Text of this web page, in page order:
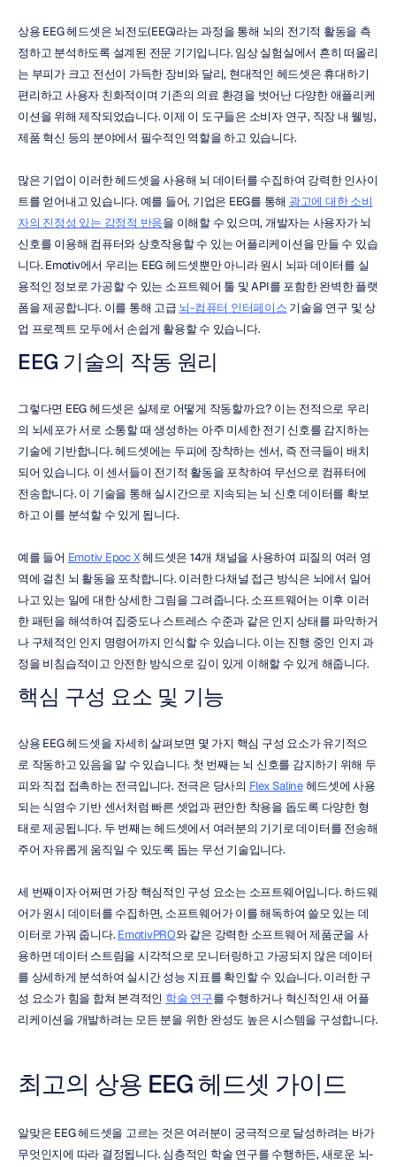
상용 EEG 헤드셋은 뇌전도(EEG)라는 과정을 통해 뇌의 전기적 활동을 측
정하고 분석하도록 설계된 전문 기기입니다. 임상 실험실에서 흔히 떠올리
는 부피가 크고 전선이 가득한 장비와 달리, 현대적인 헤드셋은 휴대하기
편리하고 사용자 친화적이며 기존의 의료 환경을 벗어난 다양한 애플리케
이션을 위해 제작되었습니다. 이제 이 도구들은 소비자 연구, 직장 내 웰빙,
제품 혁신 등의 분야에서 필수적인 역할을 하고 있습니다.
많은 기업이 이러한 헤드셋을 사용해 뇌 데이터를 수집하여 강력한 인사이
트를 얻어내고 있습니다. 예를 들어, 기업은 EEG를 통해 광고에 대한 소비
자의 진정성 있는 감정적 반응을 이해할 수 있으며, 개발자는 사용자가 뇌
신호를 이용해 컴퓨터와 상호작용할 수 있는 어플리케이션을 만들 수 있습
니다. Emotiv에서 우리는 EEG 헤드셋뿐만 아니라 원시 뇌파 데이터를 실
용적인 정보로 가공할 수 있는 소프트웨어 툴 및 API를 포함한 완벽한 플랫
폼을 제공합니다. 이를 통해 고급 뇌-컴퓨터 인터페이스 기술을 연구 및 상
업 프로젝트 모두에서 손쉽게 활용할 수 있습니다.
EEG 기술의 작동 원리
그렇다면 EEG 헤드셋은 실제로 어떻게 작동할까요? 이는 전적으로 우리
의 뇌세포가 서로 소통할 때 생성하는 아주 미세한 전기 신호를 감지하는
기술에 기반합니다. 헤드셋에는 두피에 장착하는 센서, 즉 전극들이 배치
되어 있습니다. 이 센서들이 전기적 활동을 포착하여 무선으로 컴퓨터에
전송합니다. 이 기술을 통해 실시간으로 지속되는 뇌 신호 데이터를 확보
하고 이를 분석할 수 있게 됩니다.
예를 들어 Emotiv Epoc X 헤드셋은 14개 채널을 사용하여 피질의 여러 영
역에 걸친 뇌 활동을 포착합니다. 이러한 다채널 접근 방식은 뇌에서 일어
나고 있는 일에 대한 상세한 그림을 그려줍니다. 소프트웨어는 이후 이러
한 패턴을 해석하여 집중도나 스트레스 수준과 같은 인지 상태를 파악하거
나 구체적인 인지 명령어까지 인식할 수 있습니다. 이는 진행 중인 인지 과
정을 비침습적이고 안전한 방식으로 깊이 있게 이해할 수 있게 해줍니다.
핵심 구성 요소 및 기능
상용 EEG 헤드셋을 자세히 살펴보면 몇 가지 핵심 구성 요소가 유기적으
로 작동하고 있음을 알 수 있습니다. 첫 번째는 뇌 신호를 감지하기 위해 두
피와 직접 접촉하는 전극입니다. 전극은 당사의 Flex Saline 헤드셋에 사용
되는 식염수 기반 센서처럼 빠른 셋업과 편안한 착용을 돕도록 다양한 형
태로 제공됩니다. 두 번째는 헤드셋에서 여러분의 기기로 데이터를 전송해
주어 자유롭게 움직일 수 있도록 돕는 무선 기술입니다.
세 번째이자 어쩌면 가장 핵심적인 구성 요소는 소프트웨어입니다. 하드웨
어가 원시 데이터를 수집하면, 소프트웨어가 이를 해독하여 쓸모 있는 데
이터로 가꿔 줍니다. EmotivPRO와 같은 강력한 소프트웨어 제품군을 사
용하면 데이터 스트림을 시각적으로 모니터링하고 가공되지 않은 데이터
를 상세하게 분석하여 실시간 성능 지표를 확인할 수 있습니다. 이러한 구
성 요소가 힘을 합쳐 본격적인 학술 연구를 수행하거나 혁신적인 새 어플
리케이션을 개발하려는 모든 분을 위한 완성도 높은 시스템을 구성합니다.
최고의 상용 EEG 헤드셋 가이드
알맞은 EEG 헤드셋을 고르는 것은 여러분이 궁극적으로 달성하려는 바가
무엇인지에 따라 결정됩니다. 심층적인 학술 연구를 수행하든, 새로운 뇌-